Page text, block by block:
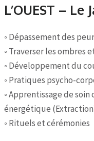
L’OUEST –
◦ Dépassement des
◦ Traverser les ombres
◦ Développement du
◦ Pratiques psycho-
◦ Apprentissage de
énergétique
◦ Rituels et cérémonies